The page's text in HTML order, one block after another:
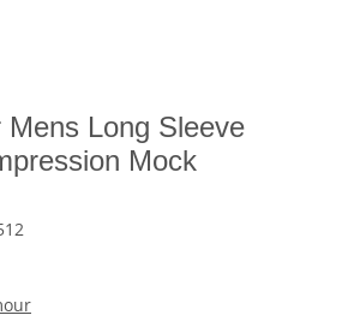
Mens Long Sleeve
Mock